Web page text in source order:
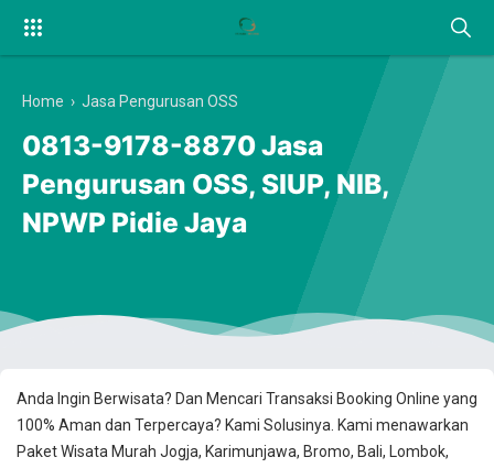
Anda Ingin Berwisata? Dan Mencari Transaksi Booking Online yang
100% Aman dan Terpercaya? Kami Solusinya. Kami menawarkan
Paket Wisata Murah Jogja, Karimunjawa, Bromo, Bali, Lombok,
Home › Jasa Pengurusan OSS
0813-9178-8870 Jasa
Pengurusan OSS, SIUP, NIB,
NPWP Pidie Jaya